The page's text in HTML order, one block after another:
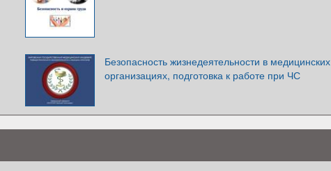
Безопасность жизнедеятельности в медицинских
организациях, подготовка к работе при ЧС